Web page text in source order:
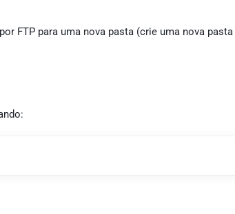
FTP para uma nova pasta (crie uma nova pasta